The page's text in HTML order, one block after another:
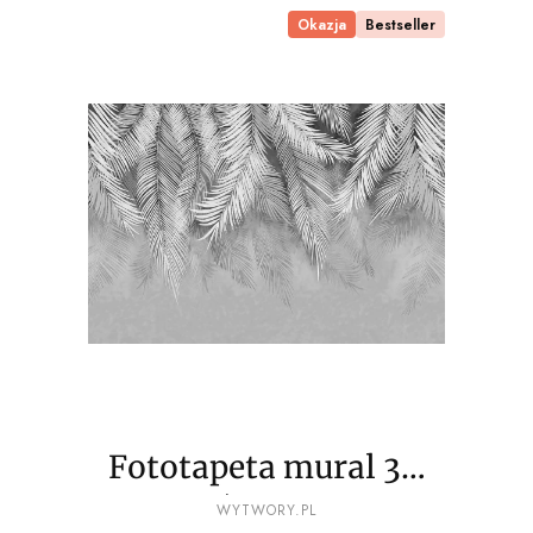
Okazja Bestseller
Fototapeta mural 3D
palmy liście wz2a - NA
PRODUCENT
WYTWORY.PL